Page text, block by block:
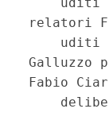
in